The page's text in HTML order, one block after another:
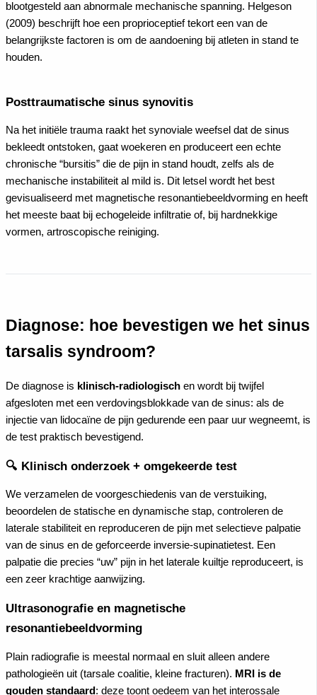
blootgesteld aan abnormale mechanische spanning. Helgeson
(2009) beschrijft hoe een proprioceptief tekort een van de
belangrijkste factoren is om de aandoening bij atleten in stand te
houden.
Posttraumatische sinus synovitis
Na het initiële trauma raakt het synoviale weefsel dat de sinus
bekleedt ontstoken, gaat woekeren en produceert een echte
chronische “bursitis” die de pijn in stand houdt, zelfs als de
mechanische instabiliteit al mild is. Dit letsel wordt het best
gevisualiseerd met magnetische resonantiebeeldvorming en heeft
het meeste baat bij echogeleide infiltratie of, bij hardnekkige
vormen, artroscopische reiniging.
Diagnose: hoe bevestigen we het sinus
tarsalis syndroom?
De diagnose is klinisch-radiologisch en wordt bij twijfel
afgesloten met een verdovingsblokkade van de sinus: als de
injectie van lidocaïne de pijn gedurende een paar uur wegneemt, is
de test praktisch bevestigend.
🔍 Klinisch onderzoek + omgekeerde test
We verzamelen de voorgeschiedenis van de verstuiking,
beoordelen de statische en dynamische stap, controleren de
laterale stabiliteit en reproduceren de pijn met selectieve palpatie
van de sinus en de geforceerde inversie-supinatietest. Een
palpatie die precies “uw” pijn in het laterale kuiltje reproduceert, is
een zeer krachtige aanwijzing.
Ultrasonografie en magnetische
resonantiebeeldvorming
Plain radiografie is meestal normaal en sluit alleen andere
pathologieën uit (tarsale coalitie, kleine fracturen). MRI is de
gouden standaard: deze toont oedeem van het interossale